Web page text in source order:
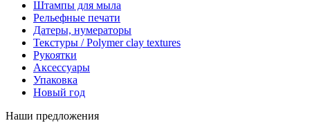
Штампы для мыла
Рельефные печати
Датеры, нумераторы
Текстуры / Polymer clay textures
Рукоятки
Аксессуары
Упаковка
Новый год
Наши предложения